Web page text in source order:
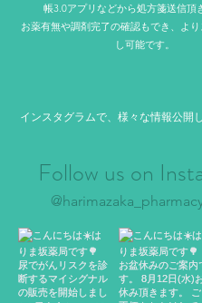
帳3.0アプリなどから処方箋送信頂
お薬有無や調剤完了の確認もでき、よ
し可能です。
イ ンスタグラムで、様々な情報公開
Follow us on